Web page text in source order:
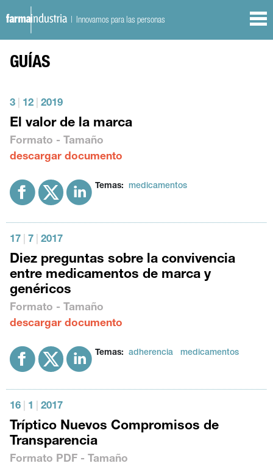
| Innovamos para las personas
GUÍAS
3 12 2019
El valor de la marca
Formato - Tamaño
descargar documento
Temas: medicamentos
17 7 2017
Diez preguntas sobre la convivencia
entre medicamentos de marca y
genéricos
Formato - Tamaño
descargar documento
Temas: adherencia medicamentos
16 1 2017
Tríptico Nuevos Compromisos de
Transparencia
Formato PDF - Tamaño